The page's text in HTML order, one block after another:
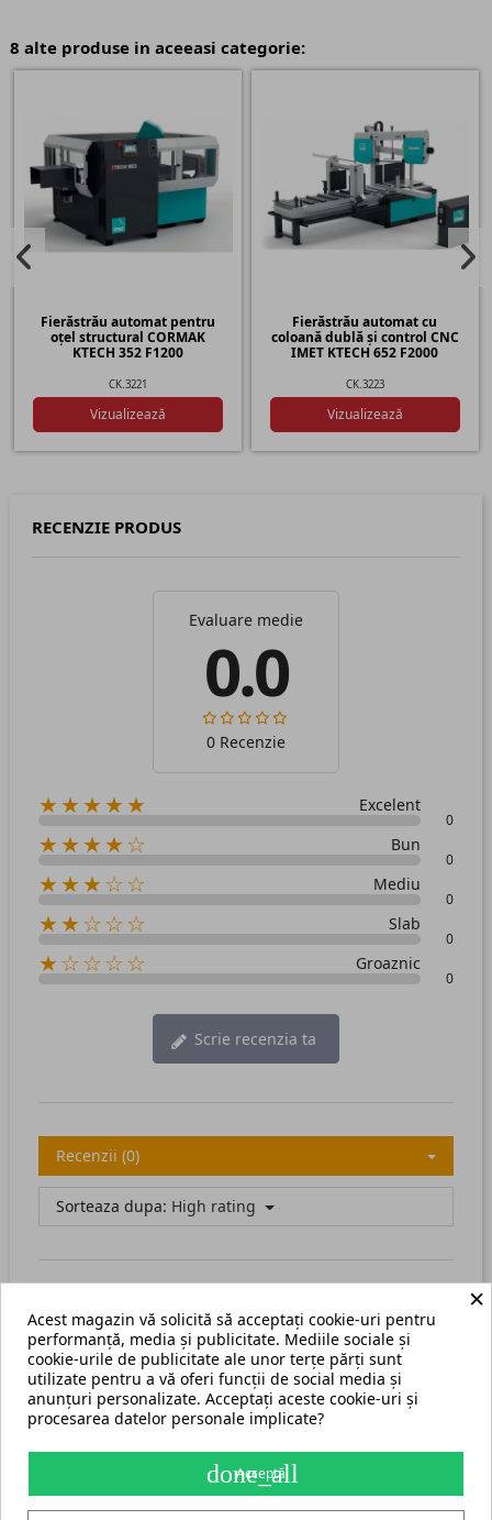
8 alte produse in aceeasi categorie:
Fierăstrău automat pentru
oțel structural CORMAK
KTECH 352 F1200
CK.3221
Vizualizează
Fierăstrău automat cu
coloană dublă și control CNC
IMET KTECH 652 F2000
CK.3223
Vizualizează
RECENZIE PRODUS
Evaluare medie
0.0
0 Recenzie
★★★★★ Excelent
0
★★★★☆ Bun
0
★★★☆☆ Mediu
0
★★☆☆☆ Slab
0
★☆☆☆☆ Groaznic
0
Scrie recenzia ta
Recenzii (0)
Sorteaza dupa: High rating
There are no available reviews.Scrie recenzia ta.
Termeni și condiții Harta site
S.C. ECHIPAMENTE ROMANIA s.r.l.
×
Acest magazin vă solicită să acceptați cookie-uri pentru
performanță, media și publicitate. Mediile sociale și
cookie-urile de publicitate ale unor terțe părți sunt
utilizate pentru a vă oferi funcții de social media și
anunțuri personalizate. Acceptați aceste cookie-uri și
procesarea datelor personale implicate?
done_all
Acceptă